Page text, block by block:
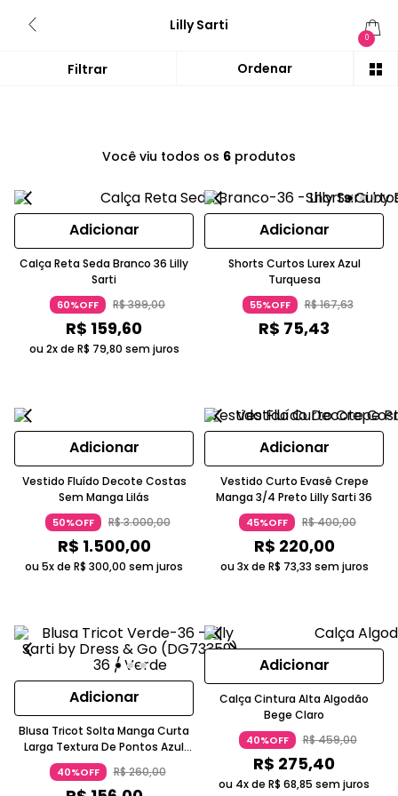
Lilly Sarti
0
Você viu todos os 6 produtos
Adicionar
Calça Reta Seda Branco 36 Lilly
Sarti
60%OFF R$399,00
R$ 159,60
ou 2x de R$ 79,80 sem juros
Adicionar
Shorts Curtos Lurex Azul
Turquesa
55%OFF R$167,63
R$ 75,43
Adicionar
Vestido Fluído Decote Costas
Sem Manga Lilás
50%OFF R$3.000,00
R$ 1.500,00
ou 5x de R$ 300,00 sem juros
Adicionar
Vestido Curto Evasê Crepe
Manga 3/4 Preto Lilly Sarti 36
45%OFF R$400,00
R$ 220,00
ou 3x de R$ 73,33 sem juros
Adicionar
Blusa Tricot Solta Manga Curta
Larga Textura De Pontos Azul
Claro Lilly Sarti
40%OFF R$260,00
Adicionar
Calça Cintura Alta Algodão
Bege Claro
40%OFF R$459,00
R$ 275,40
ou 4x de R$ 68,85 sem juros